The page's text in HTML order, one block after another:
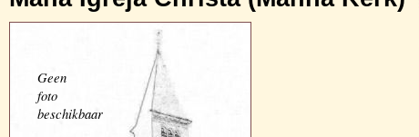
Geen
foto
beschikbaar